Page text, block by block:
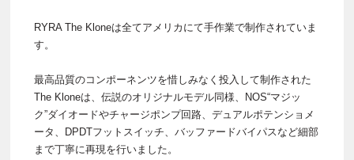
RYRA The Kloneは全てアメリカにて手作業で制作されていま
す。
最高品質のコンポーネンツを惜しみなく投入して制作された
The Kloneは、伝説のオリジナルモデル同様、NOS“マジッ
ク”ダイオードやチャージポンプ回路、デュアルポテンショメ
ータ、DPDTフットスイッチ、バッファードバイパスなど細部
まで丁寧に再現を行いました。